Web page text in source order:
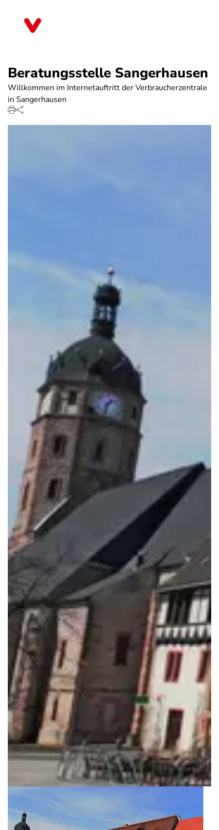
Beratungsstelle Sangerhausen
Willkommen im Internetauftritt der Verbraucherzentrale
in Sangerhausen